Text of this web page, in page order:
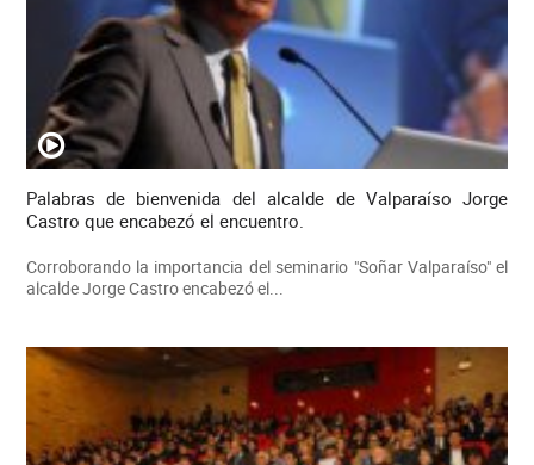
Palabras de bienvenida del alcalde de Valparaíso Jorge
Castro que encabezó el encuentro.
Corroborando la importancia del seminario "Soñar Valparaíso" el
alcalde Jorge Castro encabezó el...